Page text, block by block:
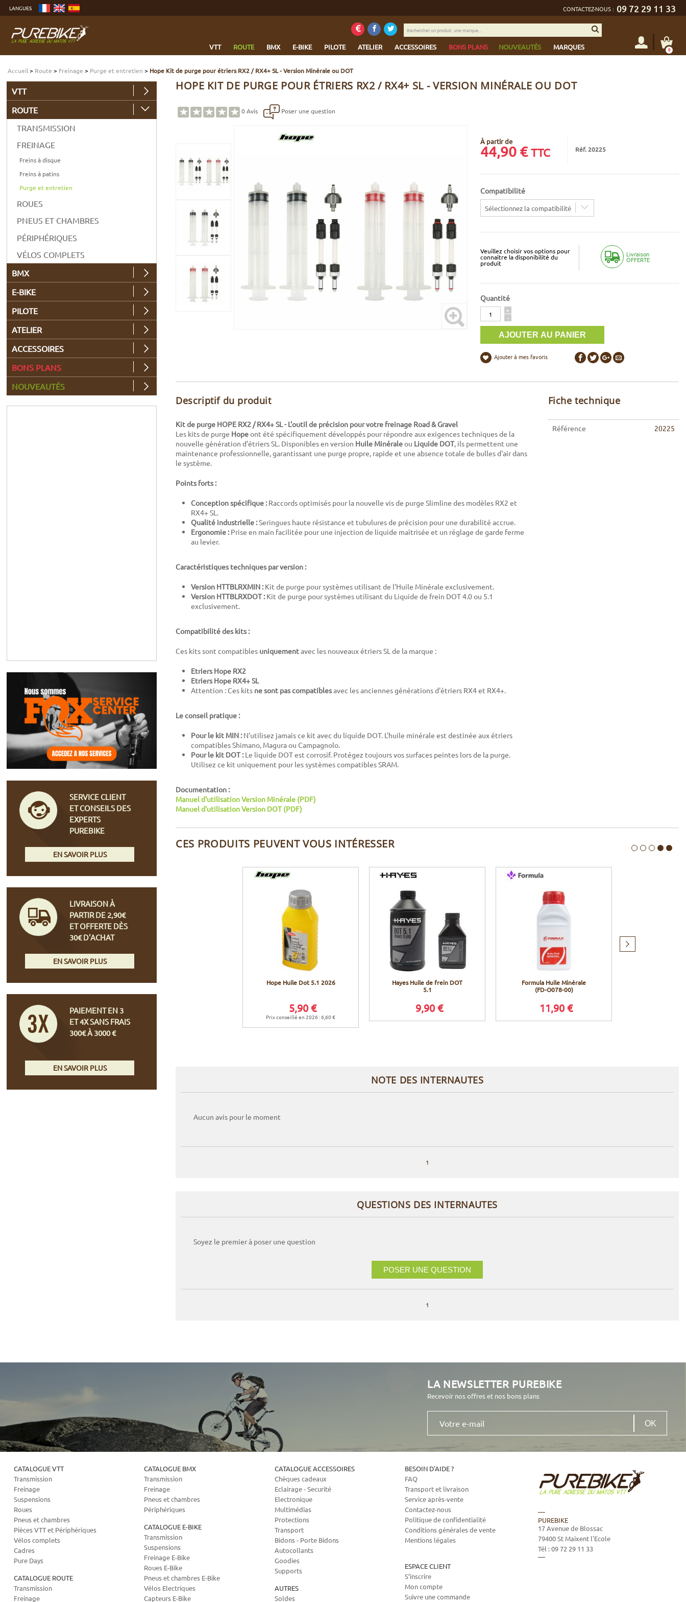
contenu
menu
Aller
CONTACTEZ-NOUS : 09 72 29 11 33
LANGUES
VTT ROUTE BMX E-BIKE PILOTE ATELIER ACCESSOIRES BONS PLANS NOUVEAUTÉS MARQUES
Rechercher
un
une
marque...
0
Accueil > Route > Freinage > Purge et entretien > Hope Kit de purge pour étriers RX2 / RX4+ SL - Version Minérale ou DOT
HOPE KIT DE PURGE POUR ÉTRIERS RX2 / RX4+ SL - VERSION MINÉRALE OU DOT
0 Avis Poser une question
À partir de
44,90€ TTC Réf. 20225
Compatibilité
Sélectionnez la compatibilité
Veuillez choisir vos options pour
connaitre la disponibilité du
produit
Livraison
OFFERTE
Quantité
Quantité
+
-
Ajouter à mes favoris
Descriptif du produit
Kit de purge HOPE RX2 / RX4+ SL - L'outil de précision pour votre freinage Road & Gravel
Les kits de purge Hopeont été spécifiquement développés pour répondre aux exigences techniques de la
nouvelle génération d'étriers SL. Disponibles en version Huile Minéraleou Liquide DOT, ils permettent une
maintenance professionnelle, garantissant une purge propre, rapide et une absence totale de bulles d'air dans
le système.
Points forts :
Conception spécifique : Raccords optimisés pour la nouvelle vis de purge Slimline des modèles RX2 et
RX4+ SL.
Qualité industrielle :Seringues haute résistance et tubulures de précision pour une durabilité accrue.
Ergonomie : Prise en main facilitée pour une injection de liquide maîtrisée et un réglage de garde ferme
au levier.
Caractéristiques techniques par version :
Version HTTBLRXMIN : Kit de purge pour systèmes utilisant de l'Huile Minérale exclusivement.
Version HTTBLRXDOT : Kit de purge pour systèmes utilisant du Liquide de frein DOT 4.0 ou 5.1
exclusivement.
Compatibilité des kits :
Ces kits sont compatibles uniquementavec les nouveaux étriers SL de la marque :
Etriers Hope RX2
Etriers Hope RX4+ SL
Attention : Ces kits ne sont pas compatiblesavec les anciennes générations d'étriers RX4 et RX4+.
Le conseil pratique :
Pour le kit MIN : N'utilisez jamais ce kit avec du liquide DOT. L'huile minérale est destinée aux étriers
compatibles Shimano, Magura ou Campagnolo.
Pour le kit DOT : Le liquide DOT est corrosif. Protégez toujours vos surfaces peintes lors de la purge.
Utilisez ce kit uniquement pour les systèmes compatibles SRAM.
Documentation :
Manuel d'utilisation Version Minérale (PDF)
Manuel d'utilisation Version DOT (PDF)
Fiche technique
Référence 20225
CES PRODUITS PEUVENT VOUS INTÉRESSER
Hope Huile Dot 5.1 2026
5,90 €
Prix conseillé en 2026 : 6,60 €
Hayes Huile de frein DOT
5.1
9,90 €
Formula Huile Minérale
(FD-O078-00)
11,90 €
suivant
NOTE DES INTERNAUTES
Aucun avis pour le moment
1
QUESTIONS DES INTERNAUTES
Soyez le premier à poser une question
POSER UNE QUESTION
1
VTT
ROUTE
TRANSMISSION
FREINAGE
Freins à disque
Freins à patins
Purge et entretien
ROUES
PNEUS ET CHAMBRES
PÉRIPHÉRIQUES
VÉLOS COMPLETS
BMX
E-BIKE
PILOTE
ATELIER
ACCESSOIRES
BONS PLANS
NOUVEAUTÉS
SERVICE CLIENT
ET CONSEILS DES
EXPERTS
PUREBIKE
EN SAVOIR PLUS
LIVRAISON À
PARTIR DE 2,90€
ET OFFERTE DÈS
30€ D'ACHAT
EN SAVOIR PLUS
PAIEMENT EN 3
ET 4X SANS FRAIS
300€ À 3000 €
EN SAVOIR PLUS
LA NEWSLETTER PUREBIKE
Recevoir nos offres et nos bons plans
Votre
mail
CATALOGUE VTT
Transmission
Freinage
Suspensions
Roues
Pneus et chambres
Pièces VTT et Périphériques
Vélos complets
Cadres
Pure Days
CATALOGUE ROUTE
Transmission
Freinage
CATALOGUE BMX
Transmission
Freinage
Pneus et chambres
Périphériques
CATALOGUE E-BIKE
Transmission
Suspensions
Freinage E-Bike
Roues E-Bike
Pneus et chambres E-Bike
Vélos Electriques
Capteurs E-Bike
CATALOGUE ACCESSOIRES
Chèques cadeaux
Eclairage - Securité
Electronique
Multimédias
Protections
Transport
Bidons - Porte Bidons
Autocollants
Goodies
Supports
AUTRES
Soldes
BESOIN D'AIDE ?
FAQ
Transport et livraison
Service après-vente
Contactez-nous
Politique de confidentialité
Conditions générales de vente
Mentions légales
ESPACE CLIENT
S’inscrire
Mon compte
Suivre une commande
PUREBIKE
17 Avenue de Blossac
79400St Maixent l'Ecole
Tél :09 72 29 11 33